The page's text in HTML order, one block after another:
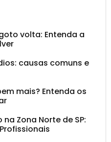
volta: Entenda a
causas comuns e
mais? Entenda os
Zona Norte de SP: